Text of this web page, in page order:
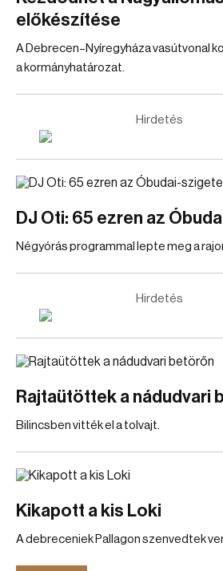
előkészítése
A Debrecen–Nyíregyháza vasútvonal
a kormányhatározat.
Hirdetés
DJ Oti: 65 ezren az
Négyórás programmal lepte meg a
Hirdetés
Rajtaütöttek a nádudvari
Bilincsben vitték el a tolvajt.
Kikapott a kis Loki
A debreceniek Pallagon szenvedtek